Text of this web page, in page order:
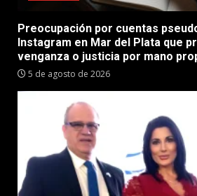
Preocupación por cuentas
Instagram en Mar del Plata que
venganza o justicia por mano
5 de agosto de 2026